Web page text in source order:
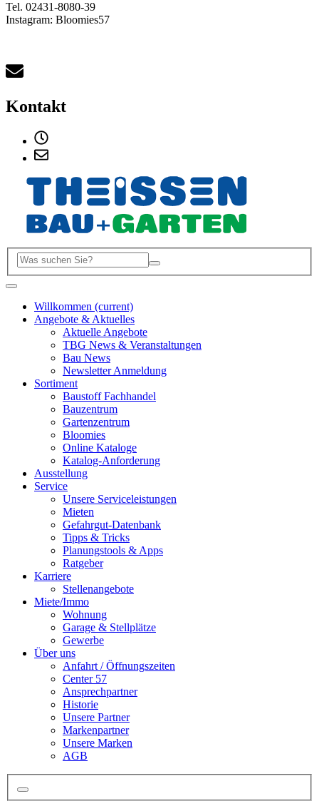
Tel. 02431-8080-39
Instagram: Bloomies57
Kontakt
Willkommen (current)
Angebote & Aktuelles
Aktuelle Angebote
TBG News & Veranstaltungen
Bau News
Newsletter Anmeldung
Sortiment
Baustoff Fachhandel
Bauzentrum
Gartenzentrum
Bloomies
Online Kataloge
Katalog-Anforderung
Ausstellung
Service
Unsere Serviceleistungen
Mieten
Gefahrgut-Datenbank
Tipps & Tricks
Planungstools & Apps
Ratgeber
Karriere
Stellenangebote
Miete/Immo
Wohnung
Garage & Stellplätze
Gewerbe
Über uns
Anfahrt / Öffnungszeiten
Center 57
Ansprechpartner
Historie
Unsere Partner
Markenpartner
Unsere Marken
AGB